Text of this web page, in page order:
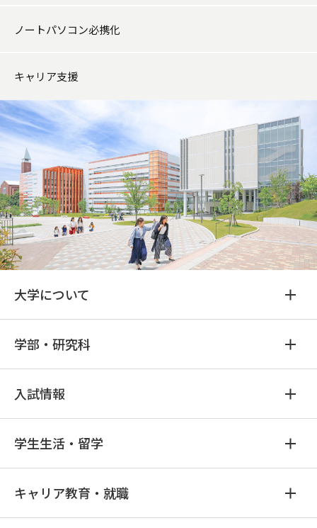
ノートパソコン必携化
キャリア支援
大学について
学部・研究科
入試情報
学生生活・留学
キャリア教育・就職